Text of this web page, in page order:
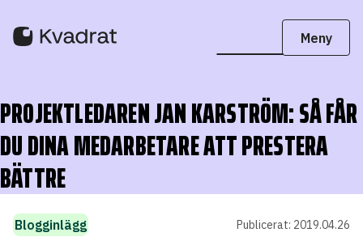
PROJEKTLEDAREN JAN KARSTRÖM: SÅ FÅR
DU DINA MEDARBETARE ATT PRESTERA
BÄTTRE
Blogginlägg Publicerat: 2019.04.26